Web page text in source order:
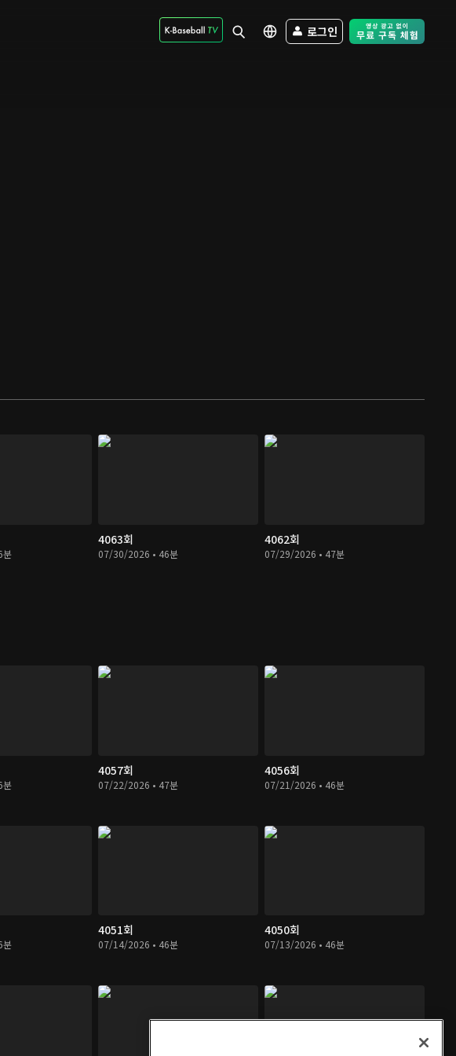
로그인 Free Trial -
분
4063회
07/30/2026 • 46분
4062회
07/29/2026 • 47분
분
4057회
07/22/2026 • 47분
4056회
07/21/2026 • 46분
분
4051회
07/14/2026 • 46분
4050회
07/13/2026 • 46분